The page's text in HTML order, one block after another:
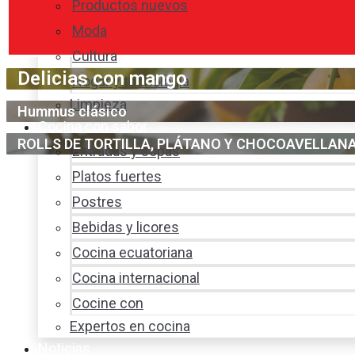
Productos nuevos
Moda
Cultura
Hogar y tecnología
Limpieza
Cocina con sabor
Entradas y sopas
Platos fuertes
Postres
Bebidas y licores
Cocina ecuatoriana
Cocina internacional
Cocine con
Expertos en cocina
Delicias con mango
Hummus clásico
ROLLS DE TORTILLA, PLÁTANO Y